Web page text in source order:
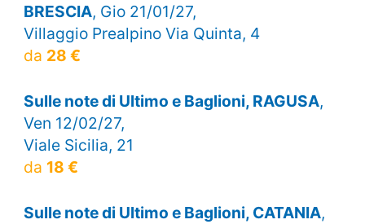
BRESCIA, Gio 21/01/27,
Villaggio Prealpino Via Quinta, 4
da 28 €
Sulle note di Ultimo e Baglioni, RAGUSA,
Ven 12/02/27,
Viale Sicilia, 21
da 18 €
Sulle note di Ultimo e Baglioni, CATANIA,